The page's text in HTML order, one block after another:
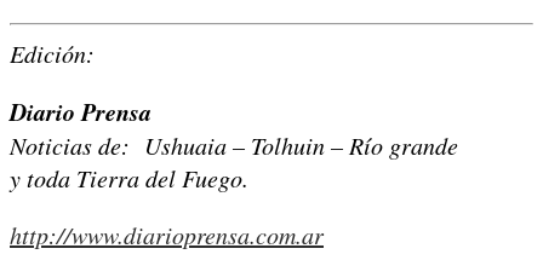
Edición:
Diario Prensa
Noticias de: Ushuaia – Tolhuin – Río grande
y toda Tierra del Fuego.
http://www.diarioprensa.com.ar